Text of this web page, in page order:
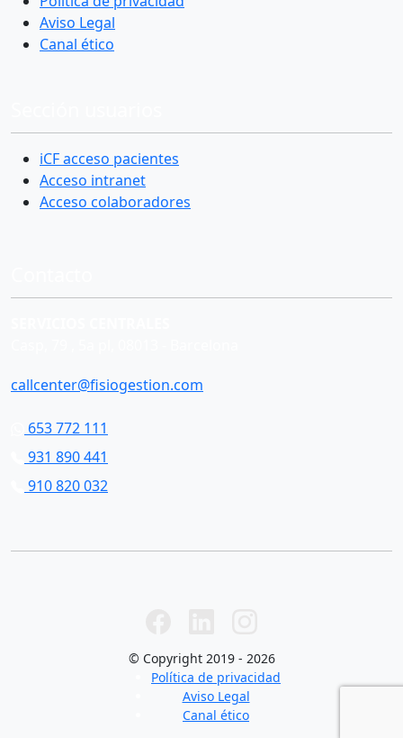
Aviso Legal
Canal ético
iCF acceso pacientes
Acceso intranet
Acceso colaboradores
callcenter@fisiogestion.com
653 772 111
931 890 441
910 820 032
© Copyright 2019 - 2026
Política de privacidad
Aviso Legal
Canal ético